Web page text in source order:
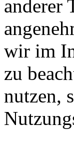
anderer
wir im
zu
nutzen,